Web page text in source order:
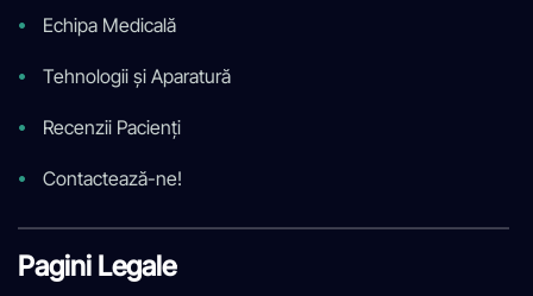
Echipa Medicală
Tehnologii și Aparatură
Recenzii Pacienți
Contactează-ne!
Pagini Legale